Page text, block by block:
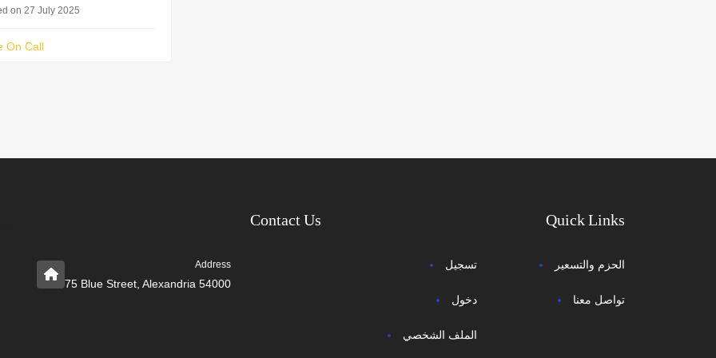
on 27 July 2025
On Call
Contact Us
Address
75 Blue Street, Alexandria 54000
Quick Links
تسجيل
دخول
الملف الشخصي
الحزم والتسعير
تواصل معنا